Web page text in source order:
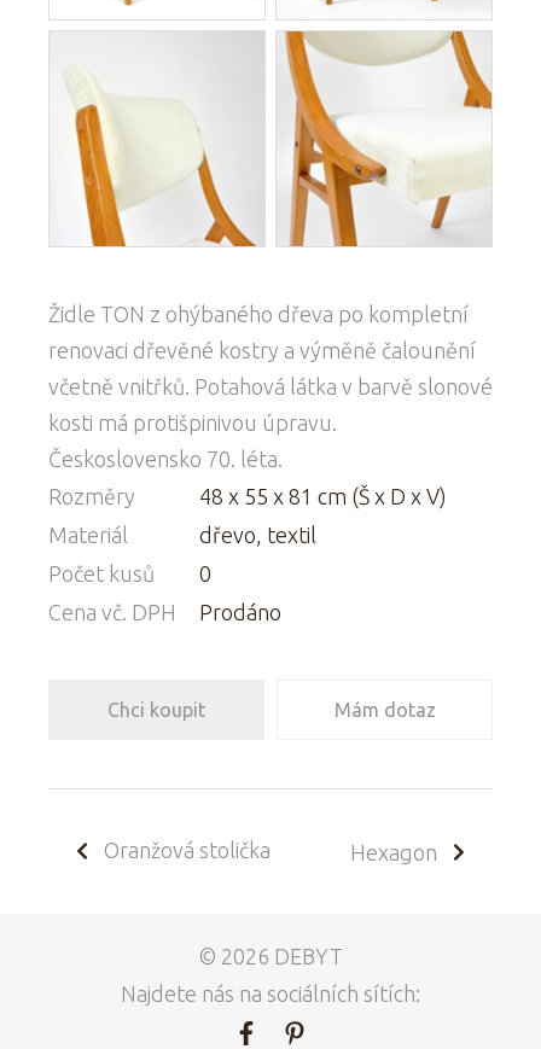
Židle TON z ohýbaného dřeva po kompletní
renovaci dřevěné kostry a výměně čalounění
včetně vnitřků. Potahová látka v barvě slonové
kosti má protišpinivou úpravu.
Československo 70. léta.
Rozměry
48 x 55 x 81 cm (Š x D x V)
Materiál
dřevo, textil
Počet kusů
0
Cena vč. DPH
Prodáno
Chci koupit Mám dotaz
Oranžová stolička Hexagon
© 2026 DEBYT
Najdete nás na sociálních sítích: